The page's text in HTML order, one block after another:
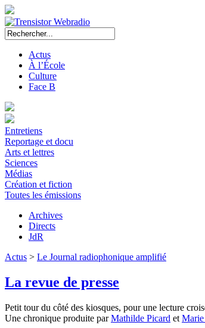
Actus
À l’École
Culture
Face B
Entretiens
Reportage et docu
Arts et lettres
Sciences
Médias
Création et fiction
Toutes les émissions
Archives
Directs
JdR
Actus > Le Journal radiophonique amplifié
La revue de presse
Petit tour du côté des kiosques, pour une lecture
Une chronique produite parMathilde Picard et